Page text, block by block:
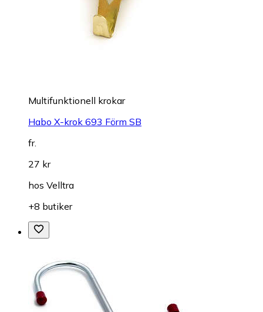
Multifunktionell krokar
Habo X-krok 693 Förm SB
fr.
27 kr
hos Velltra
+8 butiker